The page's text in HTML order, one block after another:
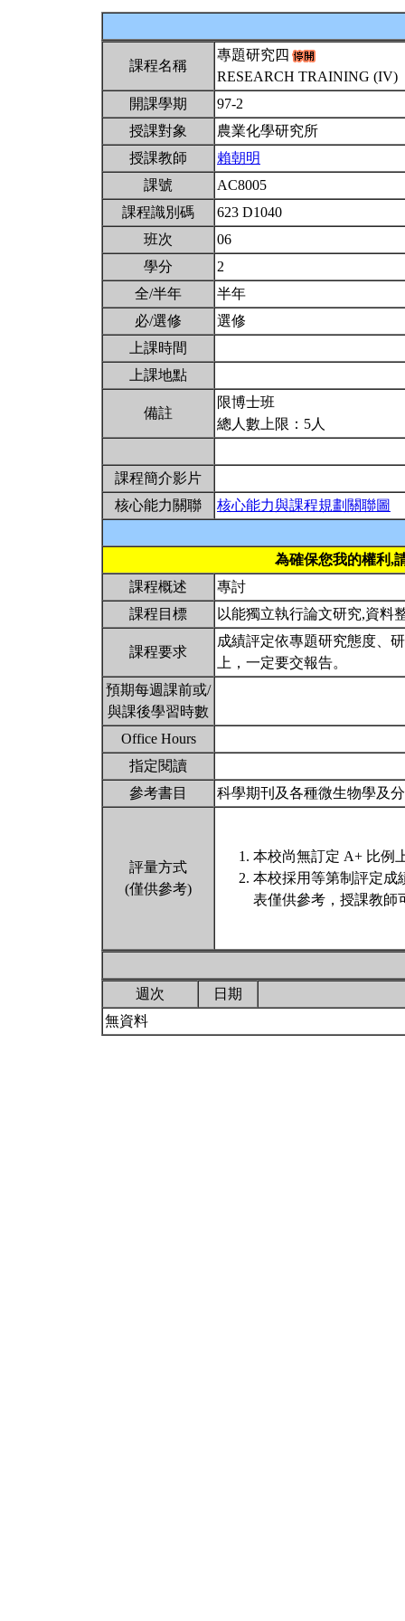
課程名稱
專題研究四
RESEARCH TRAINING (IV)
開課學期
97-2
授課對象
農業化學研究所
授課教師
賴朝明
課號
AC8005
課程識別碼
623 D1040
班次
06
學分
2
全/半年
半年
必/選修
選修
上課時間
上課地點
備註
限博士班
總人數上限：5人
課程簡介影片
核心能力關聯
核心能力與課程規劃關聯圖
為確保您我的權利,
課程概述
專討
課程目標
以能獨立執行論文研究,資料
課程要求
成績評定依專題研究態度、
上，一定要交報告。
預期每週課前或/
與課後學習時數
Office Hours
指定閱讀
參考書目
科學期刊及各種微生物學及
評量方式
(僅供參考)
本校尚無訂定 A+ 比例
本校採用等第制評定成
表僅供參考，授課教師
週次
日期
無資料